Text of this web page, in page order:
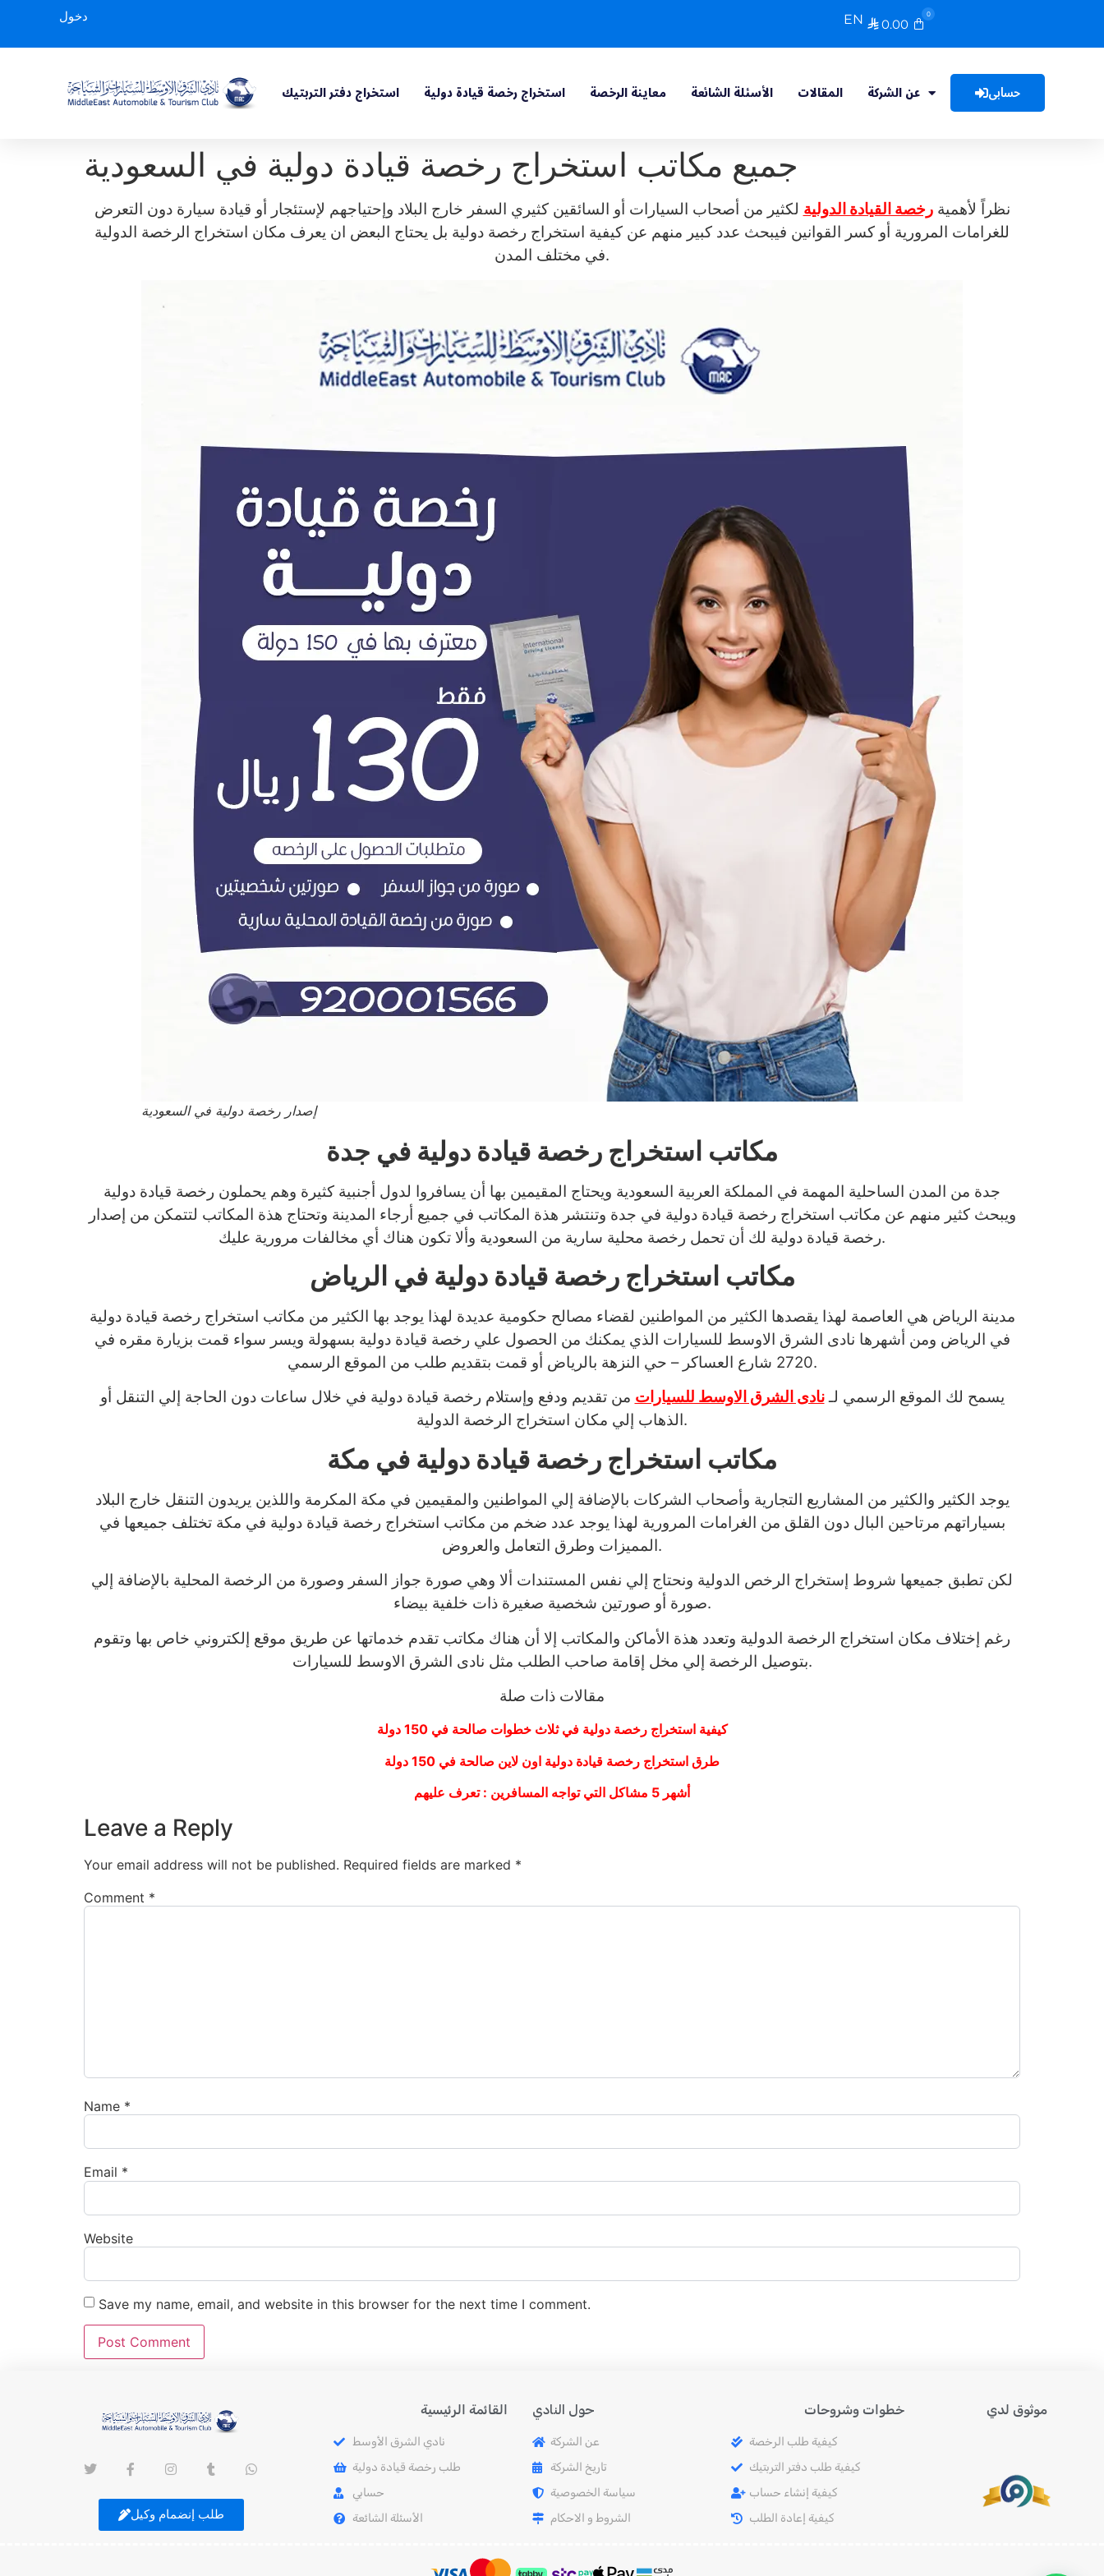
دخول EN 0.00
0
استخراج دفتر التربتيك استخراج رخصة قيادة دولية معاينة الرخصة الأسئلة الشائعة المقالات عن الشركة حسابى
جميع مكاتب استخراج رخصة قيادة دولية في السعودية
نظراً لأهميةرخصة القيادة الدولية لكثير من أصحاب السيارات أو السائقين كثيري السفر خارج البلاد وإحتياجهم لإستئجار أو قيادة سيارة دون التعرض
للغرامات المرورية أو كسر القوانين فيبحث عدد كبير منهم عن كيفية استخراج رخصة دولية بل يحتاج البعض ان يعرف مكان استخراج الرخصة الدولية
في مختلف المدن.
إصدار رخصة دولية في السعودية
مكاتب استخراج رخصة قيادة دولية في جدة
جدة من المدن الساحلية المهمة في المملكة العربية السعودية ويحتاج المقيمين بها أن يسافروا لدول أجنبية كثيرة وهم يحملون رخصة قيادة دولية
ويبحث كثير منهم عن مكاتب استخراج رخصة قيادة دولية في جدة وتنتشر هذة المكاتب في جميع أرجاء المدينة وتحتاج هذة المكاتب لتتمكن من إصدار
رخصة قيادة دولية لك أن تحمل رخصة محلية سارية من السعودية وألا تكون هناك أي مخالفات مرورية عليك.
مكاتب استخراج رخصة قيادة دولية في الرياض
مدينة الرياض هي العاصمة لهذا يقصدها الكثير من المواطنين لقضاء مصالح حكومية عديدة لهذا يوجد بها الكثير من مكاتب استخراج رخصة قيادة دولية
في الرياض ومن أشهرها نادى الشرق الاوسط للسيارات الذي يمكنك من الحصول علي رخصة قيادة دولية بسهولة ويسر سواء قمت بزيارة مقره في
2720 شارع العساكر – حي النزهة بالرياض أو قمت بتقديم طلب من الموقع الرسمي.
يسمح لك الموقع الرسمي لـنادى الشرق الاوسط للسيارات من تقديم ودفع وإستلام رخصة قيادة دولية في خلال ساعات دون الحاجة إلي التنقل أو
الذهاب إلي مكان استخراج الرخصة الدولية.
مكاتب استخراج رخصة قيادة دولية في مكة
يوجد الكثير والكثير من المشاريع التجارية وأصحاب الشركات بالإضافة إلي المواطنين والمقيمين في مكة المكرمة واللذين يريدون التنقل خارج البلاد
بسياراتهم مرتاحين البال دون القلق من الغرامات المرورية لهذا يوجد عدد ضخم من مكاتب استخراج رخصة قيادة دولية في مكة تختلف جميعها في
المميزات وطرق التعامل والعروض.
لكن تطبق جميعها شروط إستخراج الرخص الدولية ونحتاج إلي نفس المستندات ألا وهي صورة جواز السفر وصورة من الرخصة المحلية بالإضافة إلي
صورة أو صورتين شخصية صغيرة ذات خلفية بيضاء.
رغم إختلاف مكان استخراج الرخصة الدولية وتعدد هذة الأماكن والمكاتب إلا أن هناك مكاتب تقدم خدماتها عن طريق موقع إلكتروني خاص بها وتقوم
بتوصيل الرخصة إلي مخل إقامة صاحب الطلب مثل نادى الشرق الاوسط للسيارات.
مقالات ذات صلة
كيفية استخراج رخصة دولية في ثلاث خطوات صالحة في 150 دولة
طرق استخراج رخصة قيادة دولية اون لاين صالحة في 150 دولة
أشهر 5 مشاكل التي تواجه المسافرين : تعرف عليهم
Leave a Reply
Your email address will not be published. Required fields are marked *
Comment *
Name *
Email *
Website
Save my name, email, and website in this browser for the next time I comment.
طلب إنضمام وكيل
القائمة الرئيسية
نادي الشرق الأوسط
طلب رخصة قيادة دولية
حسابي
الأسئلة الشائعة
حول النادي
عن الشركة
تاريخ الشركة
سياسة الخصوصية
الشروط و الاحكام
خطوات وشروحات
كيفية طلب الرخصة
كيفية طلب دفتر التربتيك
كيفية إنشاء حساب
كيفية إعادة الطلب
موثوق لدي